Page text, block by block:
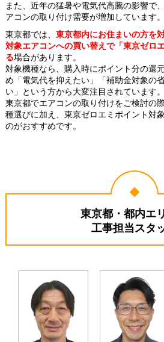
また、近年の猛暑や電気代高騰の影響で
アコンの取り付け需要が増加しています。
東京都では、 東京都内にお住まいの方を
対象エアコンへの買い替えで「東京ゼロ
る場合があります。
対象機種なら、購入時にポイント分の還
め「電気代を抑えたい」「補助金対象の
い」という方から大変注目されています。
東京都でエアコンの取り付けをご検討の
種選びに加え、東京ゼロエミポイント対
のがおすすめです。
東京都・都内エ
工事担当スタ